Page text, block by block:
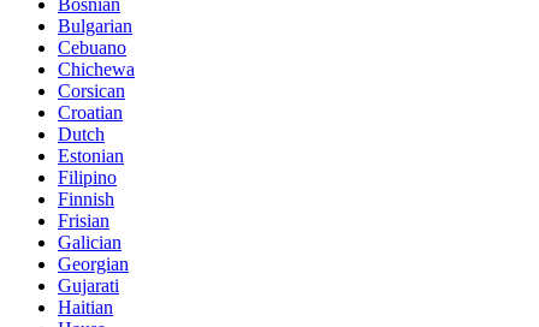
Bosnian
Bulgarian
Cebuano
Chichewa
Corsican
Croatian
Dutch
Estonian
Filipino
Finnish
Frisian
Galician
Georgian
Gujarati
Haitian